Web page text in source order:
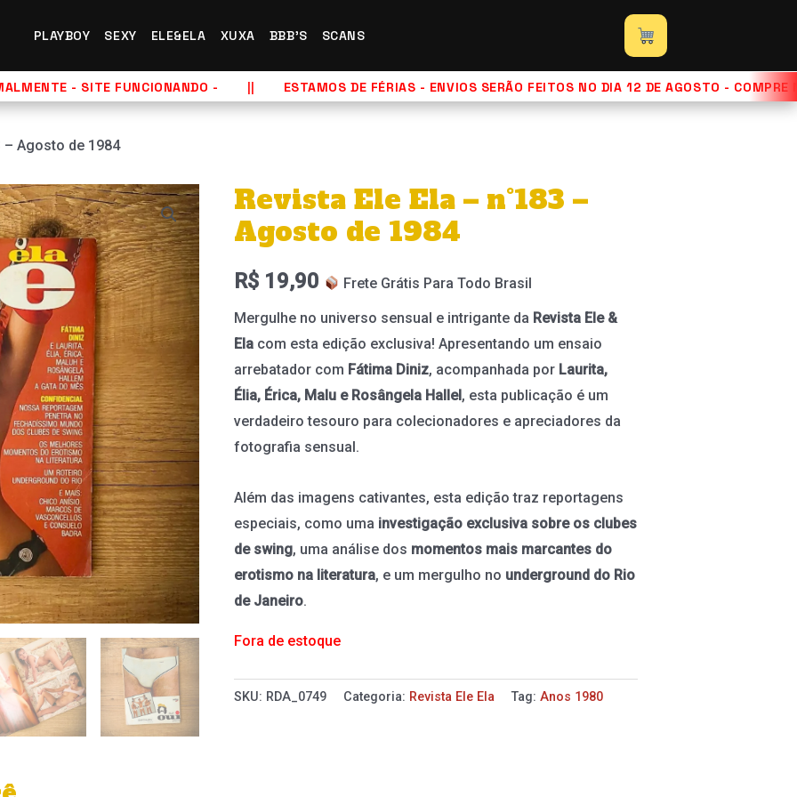
PLAYBOY SEXY ELE&ELA XUXA BBB'S SCANS
- SITE FUNCIONANDO - ESTAMOS DE FÉRIAS - ENVIOS SERÃO FEITOS NO DIA 12 DE AGOSTO - COMPRE
– Agosto de 1984
Revista Ele Ela – n°183 –
Agosto de 1984
R$ 19,90 Frete Grátis Para Todo Brasil
Mergulhe no universo sensual e intrigante da Revista Ele &
Ela com esta edição exclusiva! Apresentando um ensaio
arrebatador com Fátima Diniz, acompanhada por Laurita,
Élia, Érica, Malu e Rosângela Hallel , esta publicação é um
verdadeiro tesouro para colecionadores e apreciadores da
fotografia sensual.
Além das imagens cativantes, esta edição traz reportagens
especiais, como uma investigação exclusiva sobre os clubes
de swing, uma análise dos momentos mais marcantes do
erotismo na literatura, e um mergulho no underground do Rio
de Janeiro.
Fora de estoque
SKU: RDA_0749 Categoria: Revista Ele Ela Tag:Anos 1980